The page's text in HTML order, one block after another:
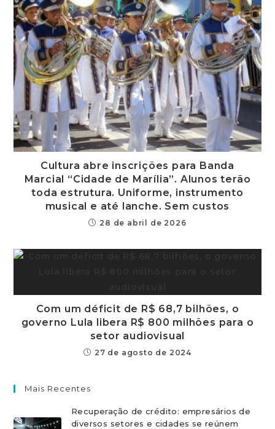
Cultura abre inscrições para Banda
Marcial “Cidade de Marília”. Alunos terão
toda estrutura. Uniforme, instrumento
musical e até lanche. Sem custos
28 de abril de 2026
Com um déficit de R$ 68,7 bilhões, o
governo Lula libera R$ 800 milhões para o
setor audiovisual
27 de agosto de 2024
Mais Recentes
Recuperação de crédito: empresários de
diversos setores e cidades se reúnem